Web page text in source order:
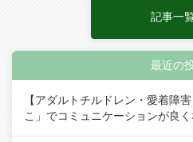
記事一
最近の
【アダルトチルドレン・愛着障
こ」でコミュニケーションが良